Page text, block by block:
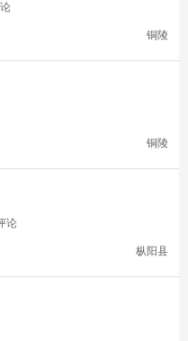
铜陵
铜陵
论
枞阳县